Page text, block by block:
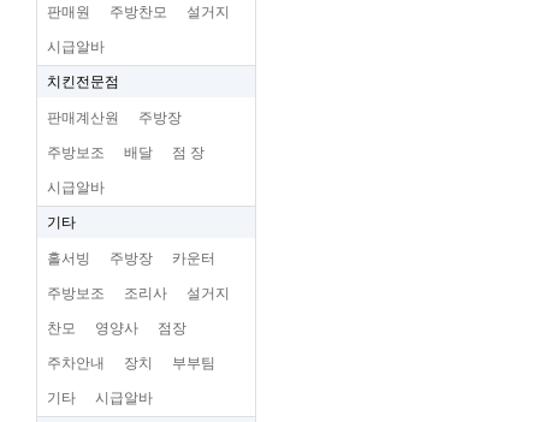
판매원 주방찬모 설거지
시급알바
치킨전문점
판매계산원 주방장
주방보조 배달 점 장
시급알바
기타
홀서빙 주방장 카운터
주방보조 조리사 설거지
찬모 영양사 점장
주차안내 장치 부부팀
기타 시급알바